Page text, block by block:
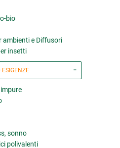
bio
ambienti e Diffusori
insetti
ESIGENZE
sonno
polivalenti